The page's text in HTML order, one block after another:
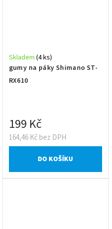
gumy na páky Shimano ST-
RX610
Skladem (4 ks)
164,46 Kč bez DPH
199 Kč
DO KOŠÍKU